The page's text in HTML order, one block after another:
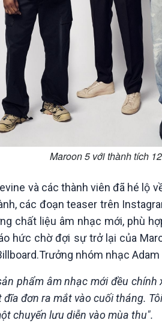
Maroon 5 với thành tích
và các thành viên đã hé lộ
các đoạn teaser trên
chất liệu âm nhạc mới, phù
hức chờ đợi sự trở lại của
nhóm nhạc
phẩm âm nhạc mới đều
đĩa đơn ra mắt vào cuối tháng.
chuyến lưu diễn vào mùa thu".